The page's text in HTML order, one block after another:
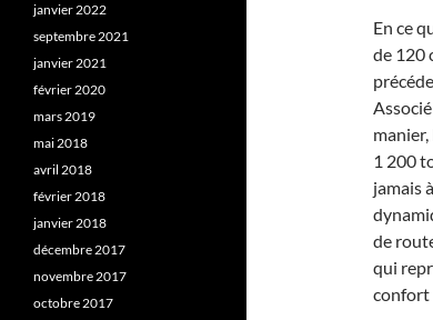
En ce
de 120
1 200
jamais
de
qui
confort
janvier 2022
septembre 2021
janvier 2021
février 2020
mars 2019
mai 2018
avril 2018
février 2018
janvier 2018
décembre 2017
novembre 2017
octobre 2017